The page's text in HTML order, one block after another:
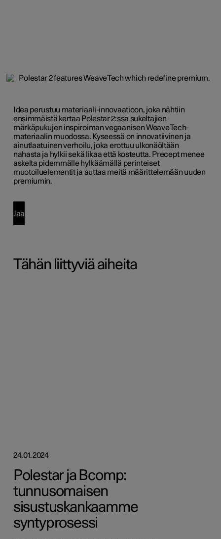
Idea perustuu materiaali-innovaatioon, joka nähtiin
ensimmäistä kertaa Polestar 2:ssa sukeltajien
märkäpukujen inspiroiman vegaanisen WeaveTech-
materiaalin muodossa. Kyseessä on innovatiivinen ja
ainutlaatuinen verhoilu, joka erottuu ulkonäöltään
nahasta ja hylkii sekä likaa että kosteutta. Precept menee
askelta pidemmälle hylkäämällä perinteiset
muotoiluelementit ja auttaa meitä määrittelemään uuden
premiumin.
Jaa
Tähän liittyviä aiheita
24.01.2024
Polestar ja Bcomp:
tunnusomaisen
sisustuskankaamme
syntyprosessi